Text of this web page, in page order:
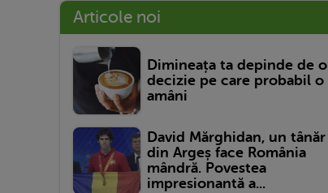
Articole noi
Dimineața ta depinde de o
decizie pe care probabil o
amâni
David Mărghidan, un tânăr
din Argeș face România
mândră. Povestea
impresionantă a...